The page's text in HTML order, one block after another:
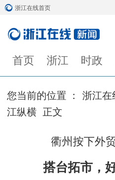
浙江在线首页
首页 浙江 时政
您当前的位置 ： 浙江在
江纵横 正文
衢州按下外
搭台拓市，